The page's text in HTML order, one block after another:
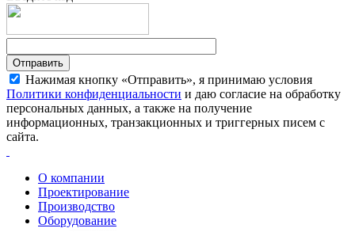
Нажимая кнопку «Отправить», я принимаю условия
Политики конфиденциальности и даю согласие на обработку
персональных данных, а также на получение
информационных, транзакционных и триггерных писем с
сайта.
О компании
Проектирование
Производство
Оборудование